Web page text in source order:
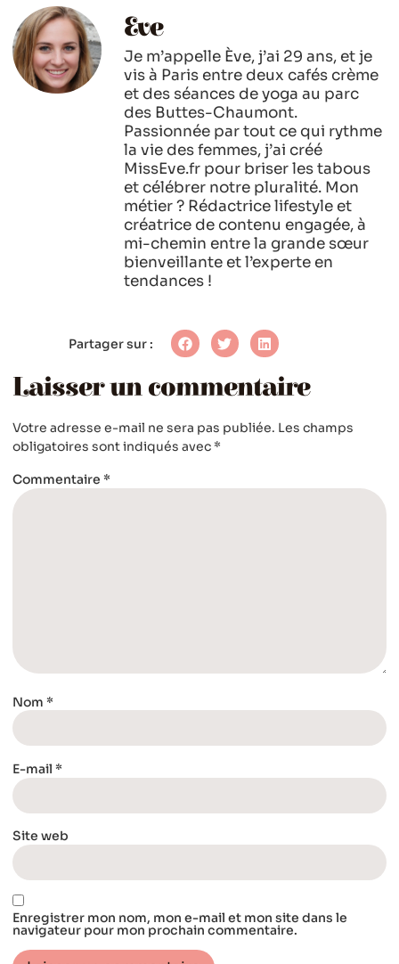
Eve
Je m’appelle Ève, j’ai 29 ans, et je
vis à Paris entre deux cafés crème
et des séances de yoga au parc
des Buttes-Chaumont.
Passionnée par tout ce qui rythme
la vie des femmes, j’ai créé
MissEve.fr pour briser les tabous
et célébrer notre pluralité. Mon
métier ? Rédactrice lifestyle et
créatrice de contenu engagée, à
mi-chemin entre la grande sœur
bienveillante et l’experte en
tendances !
Partager sur :
Laisser un commentaire
Votre adresse e-mail ne sera pas publiée. Les champs
obligatoires sont indiqués avec *
Commentaire *
Nom *
E-mail *
Site web
Enregistrer mon nom, mon e-mail et mon site dans le
navigateur pour mon prochain commentaire.